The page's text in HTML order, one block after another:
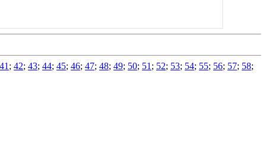
41 ; 42; 43; 44; 45; 46; 47; 48; 49; 50; 51 ; 52; 53; 54; 55; 56; 57; 58;